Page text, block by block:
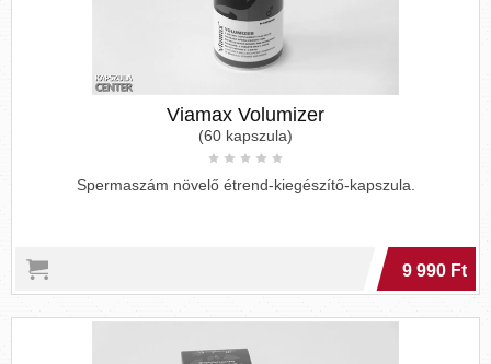
Viamax Volumizer
(60 kapszula)
Spermaszám növelő étrend-kiegészítő-kapszula.
9 990 Ft